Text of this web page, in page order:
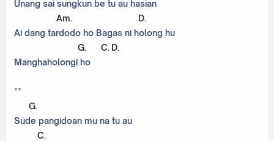
Unang sai sungkun be tu au hasian
Am. D.
Ai dang tardodo ho Bagas ni holong hu
G. C. D.
Manghaholongi ho
**
G.
Sude pangidoan mu na tu au
C.